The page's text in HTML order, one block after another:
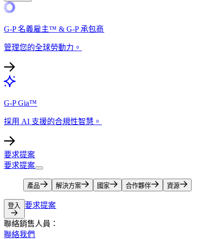
G-P 名義雇主™ & G-P 承包商​​
管理您的全球勞動力。​​
G-P Gia™​​
採用 AI 支援的合規性智慧。​​
要求提案​​
要求提案​​
產品​​ 解決方案​​ 國家​​ 合作夥伴​​ 資源​​
登入​​ 要求提案​​
聯絡銷售人員：​​
聯絡我們​​